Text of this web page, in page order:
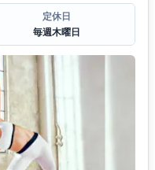
定休日
毎週木曜日